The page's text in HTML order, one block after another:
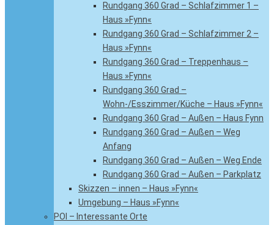
Rundgang 360 Grad – Schlafzimmer 1 –
Haus »Fynn«
Rundgang 360 Grad – Schlafzimmer 2 –
Haus »Fynn«
Rundgang 360 Grad – Treppenhaus –
Haus »Fynn«
Rundgang 360 Grad –
Wohn-/Esszimmer/Küche – Haus »Fynn«
Rundgang 360 Grad – Außen – Haus Fynn
Rundgang 360 Grad – Außen – Weg
Anfang
Rundgang 360 Grad – Außen – Weg Ende
Rundgang 360 Grad – Außen – Parkplatz
Skizzen – innen – Haus »Fynn«
Umgebung – Haus »Fynn«
POI – Interessante Orte